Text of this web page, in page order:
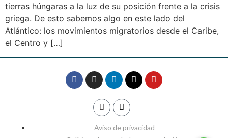
tierras húngaras a la luz de su posición frente a la crisis
griega. De esto sabemos algo en este lado del
Atlántico: los movimientos migratorios desde el Caribe,
el Centro y […]
Aviso de privacidad